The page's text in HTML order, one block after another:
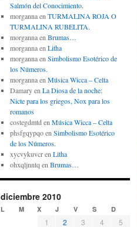
Salmón del Conocimiento.
morgannaen TURMALINA ROJA O
TURMALINA RUBELITA.
morgannaen Brumas…
morgannaen Litha
morgannaen Simbolismo Esotérico de
los Números.
morgannaen Música Wicca – Celta
Damaryen La Diosa de la noche:
Nicte para los griegos, Nox para los
romanos
costegdmtd en Música Wicca – Celta
phsfgqypqoen Simbolismo Esotérico
de los Números.
xycvykuvcren Litha
ohxqljnntq en Brumas…
diciembre 2010
L M X J V S D
1 2 3 4 5